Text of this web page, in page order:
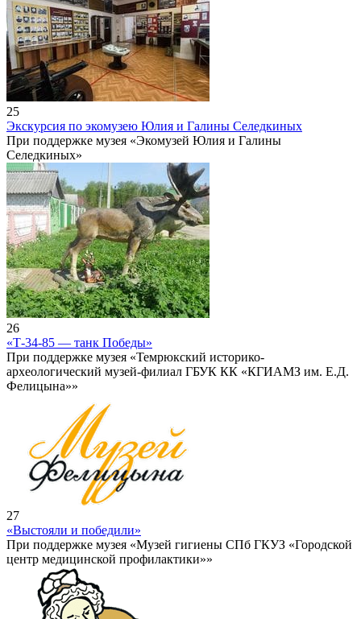
25
Экскурсия по экомузею Юлия и Галины Селедкиных
При поддержке музея «Экомузей Юлия и Галины
Селедкиных»
26
«Т-34-85 — танк Победы»
При поддержке музея «Темрюкский историко-
археологический музей-филиал ГБУК КК «КГИАМЗ им. Е.Д.
Фелицына»»
27
«Выстояли и победили»
При поддержке музея «Музей гигиены СПб ГКУЗ «Городской
центр медицинской профилактики»»